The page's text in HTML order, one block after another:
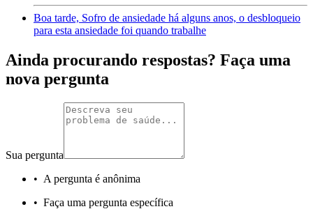
Boa tarde, Sofro de ansiedade há alguns anos, o desbloqueio
para esta ansiedade foi quando trabalhe
Ainda procurando respostas? Faça uma
nova pergunta
Sua pergunta
• A pergunta é anônima
• Faça uma pergunta específica